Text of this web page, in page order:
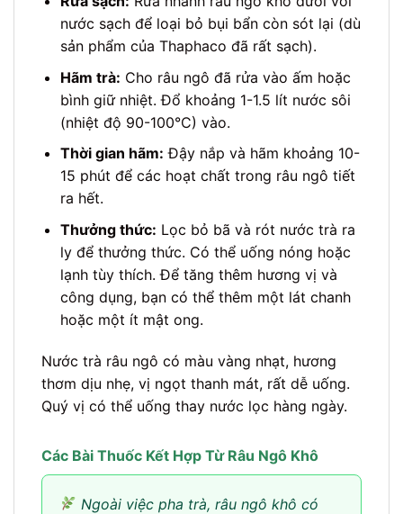
nước sạch để loại bỏ bụi bẩn còn sót lại (dù
sản phẩm của Thaphaco đã rất sạch).
Hãm trà: Cho râu ngô đã rửa vào ấm hoặc
bình giữ nhiệt. Đổ khoảng 1-1.5 lít nước sôi
(nhiệt độ 90-100°C) vào.
Thời gian hãm: Đậy nắp và hãm khoảng 10-
15 phút để các hoạt chất trong râu ngô tiết
ra hết.
Thưởng thức: Lọc bỏ bã và rót nước trà ra
ly để thưởng thức. Có thể uống nóng hoặc
lạnh tùy thích. Để tăng thêm hương vị và
công dụng, bạn có thể thêm một lát chanh
hoặc một ít mật ong.
Nước trà râu ngô có màu vàng nhạt, hương
thơm dịu nhẹ, vị ngọt thanh mát, rất dễ uống.
Quý vị có thể uống thay nước lọc hàng ngày.
Các Bài Thuốc Kết Hợp Từ Râu Ngô Khô
Ngoài việc pha trà, râu ngô khô có